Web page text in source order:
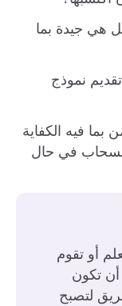
هي جيدة بما
نموذج
بما فيه الكفاية
في حال
أو تقوم
تكون
لتصبح